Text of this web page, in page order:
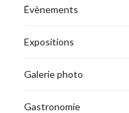
Évènements
Expositions
Galerie photo
Gastronomie